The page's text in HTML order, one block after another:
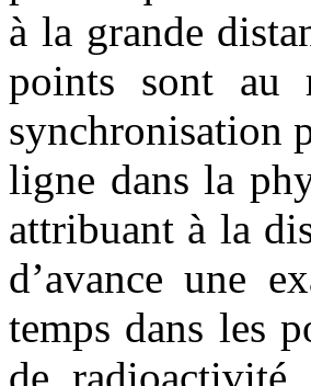
à la grande
points sont au
synchronisation
ligne dans la
attribuant à la
d’avance une
temps dans les
de